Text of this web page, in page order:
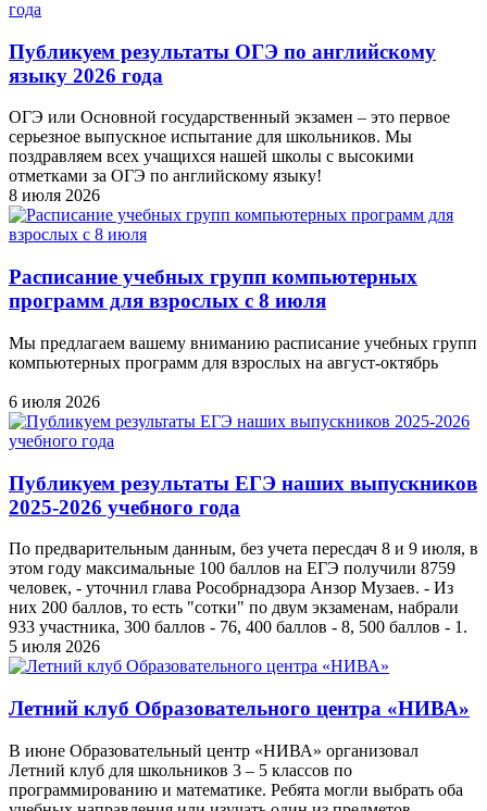
Публикуем результаты ОГЭ по английскому
языку 2026 года
ОГЭ или Основной государственный экзамен – это первое
серьезное выпускное испытание для школьников. Мы
поздравляем всех учащихся нашей школы с высокими
отметками за ОГЭ по английскому языку!
8 июля 2026
Расписание учебных групп компьютерных
программ для взрослых с 8 июля
Мы предлагаем вашему вниманию расписание учебных групп
компьютерных программ для взрослых на август-октябрь
6 июля 2026
Публикуем результаты ЕГЭ наших выпускников
2025-2026 учебного года
По предварительным данным, без учета пересдач 8 и 9 июля, в
этом году максимальные 100 баллов на ЕГЭ получили 8759
человек, - уточнил глава Рособрнадзора Анзор Музаев. - Из
них 200 баллов, то есть "сотки" по двум экзаменам, набрали
933 участника, 300 баллов - 76, 400 баллов - 8, 500 баллов - 1.
5 июля 2026
Летний клуб Образовательного центра «НИВА»
В июне Образовательный центр «НИВА» организовал
Летний клуб для школьников 3 – 5 классов по
программированию и математике. Ребята могли выбрать оба